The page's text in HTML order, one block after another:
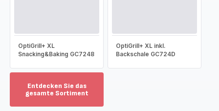
OptiGrill+ XL
Snacking&Baking GC7248
OptiGrill+ XL inkl.
Backschale GC724D
Entdecken Sie das
gesamte Sortiment